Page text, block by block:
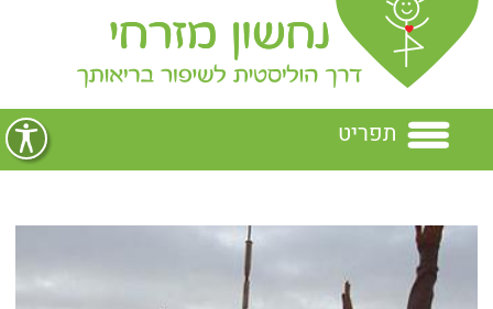
תפריט
נחשון מזרחי